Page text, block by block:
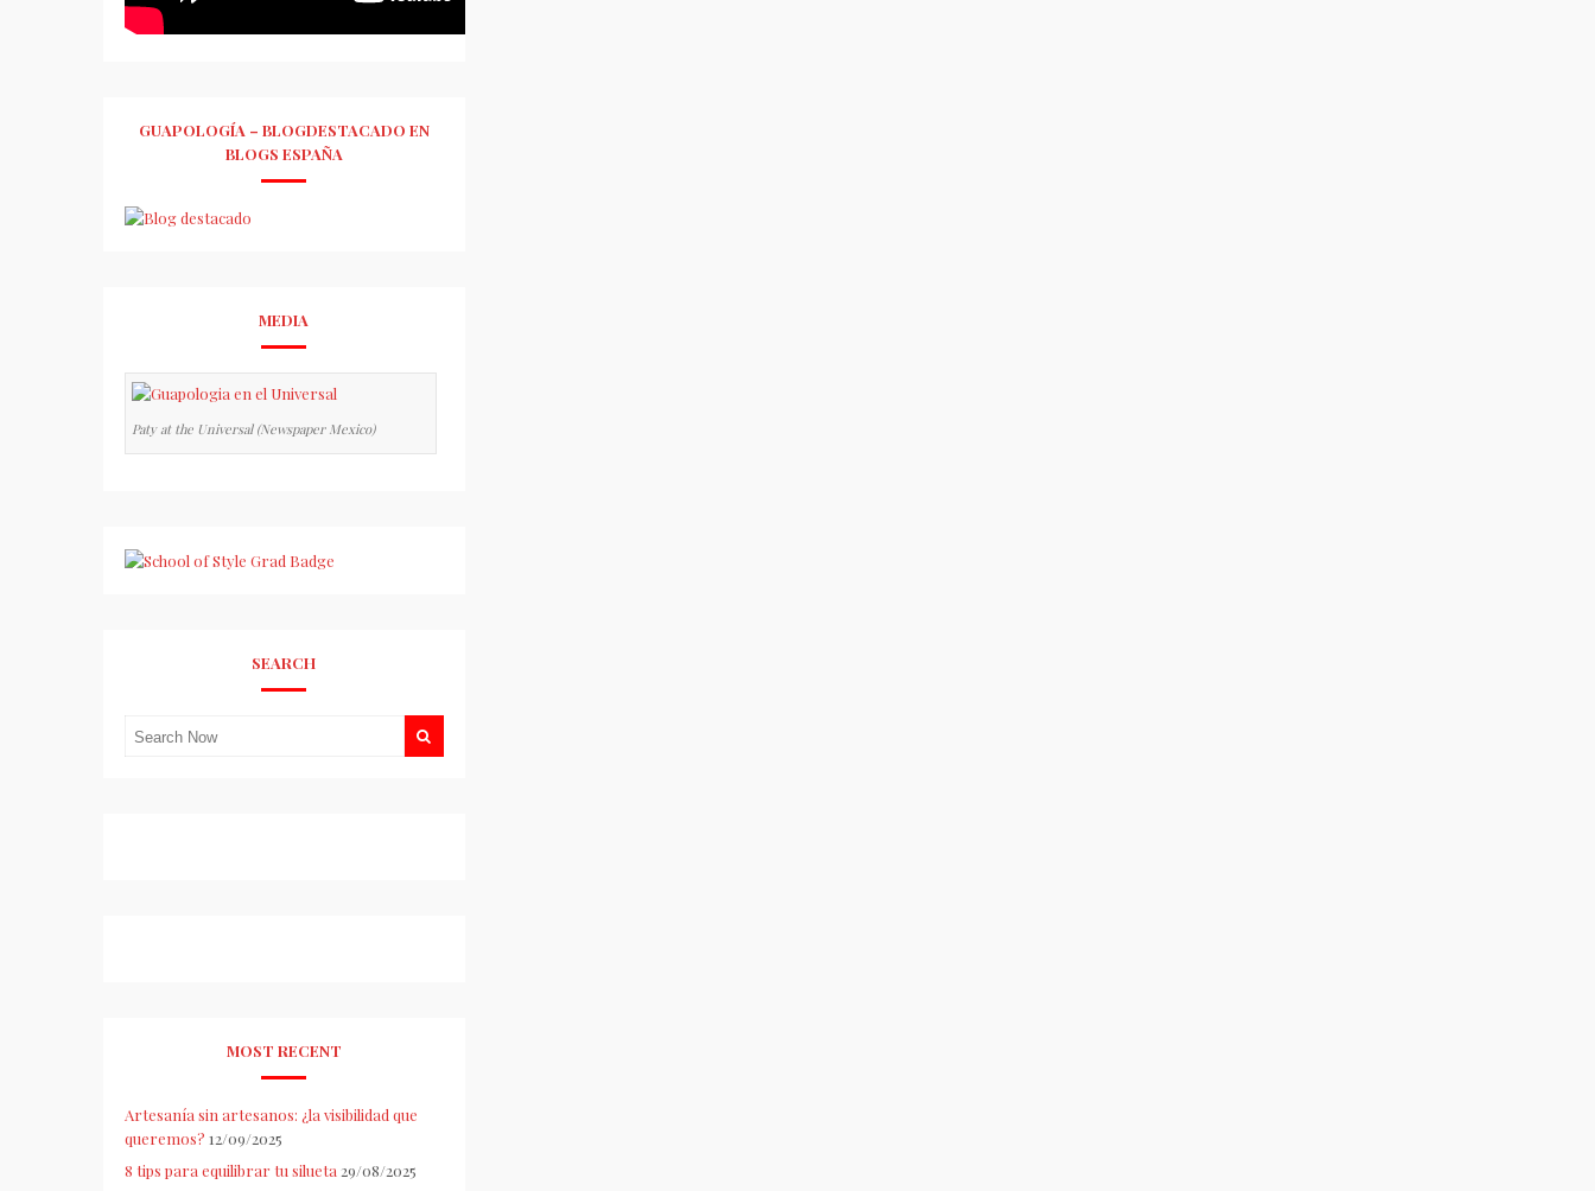
GUAPOLOGÍA – BLOGDESTACADO EN
BLOGS ESPAÑA
MEDIA
Paty at the Universal (Newspaper Mexico)
SEARCH
MOST RECENT
Artesanía sin artesanos: ¿la visibilidad que
queremos? 12/09/2025
8 tips para equilibrar tu silueta 29/08/2025